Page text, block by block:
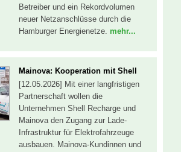
Betreiber und ein Rekordvolumen
neuer Netzanschlüsse durch die
Hamburger Energienetze. mehr...
Mainova: Kooperation mit Shell
[12.05.2026] Mit einer langfristigen
Partnerschaft wollen die
Unternehmen Shell Recharge und
Mainova den Zugang zur Lade-
Infrastruktur für Elektrofahrzeuge
ausbauen. Mainova-Kundinnen und